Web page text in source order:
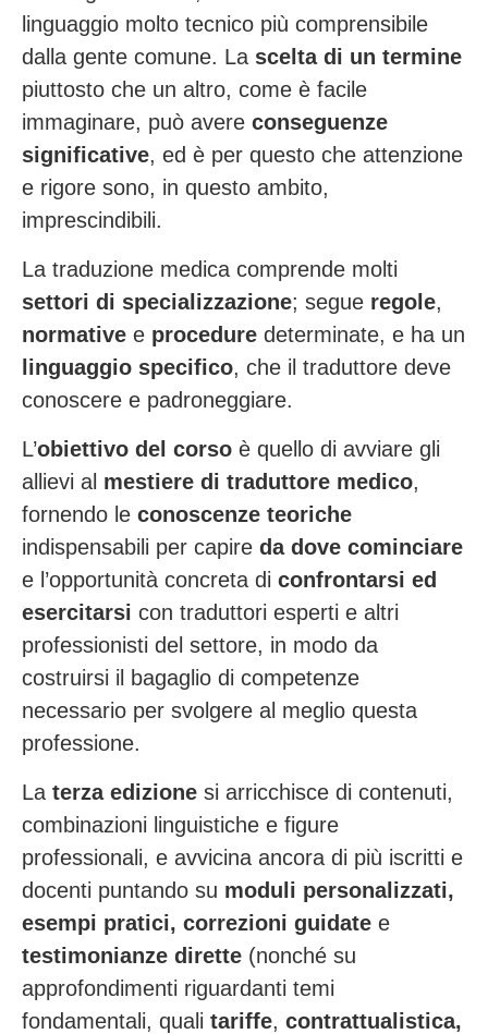
linguaggio molto tecnico più comprensibile
dalla gente comune. La scelta di un termine
piuttosto che un altro, come è facile
immaginare, può avere conseguenze
significative, ed è per questo che attenzione
e rigore sono, in questo ambito,
imprescindibili.
La traduzione medica comprende molti
settori di specializzazione; segue regole,
normative e procedure determinate, e ha un
linguaggio specifico, che il traduttore deve
conoscere e padroneggiare.
L’obiettivo del corso è quello di avviare gli
allievi al mestiere di traduttore medico,
fornendo le conoscenze teoriche
indispensabili per capire da dove cominciare
e l’opportunità concreta di confrontarsi ed
esercitarsi con traduttori esperti e altri
professionisti del settore, in modo da
costruirsi il bagaglio di competenze
necessario per svolgere al meglio questa
professione.
La terza edizione si arricchisce di contenuti,
combinazioni linguistiche e figure
professionali, e avvicina ancora di più iscritti e
docenti puntando su moduli personalizzati,
esempi pratici, correzioni guidate e
testimonianze dirette (nonché su
approfondimenti riguardanti temi
fondamentali, quali tariffe, contrattualistica,